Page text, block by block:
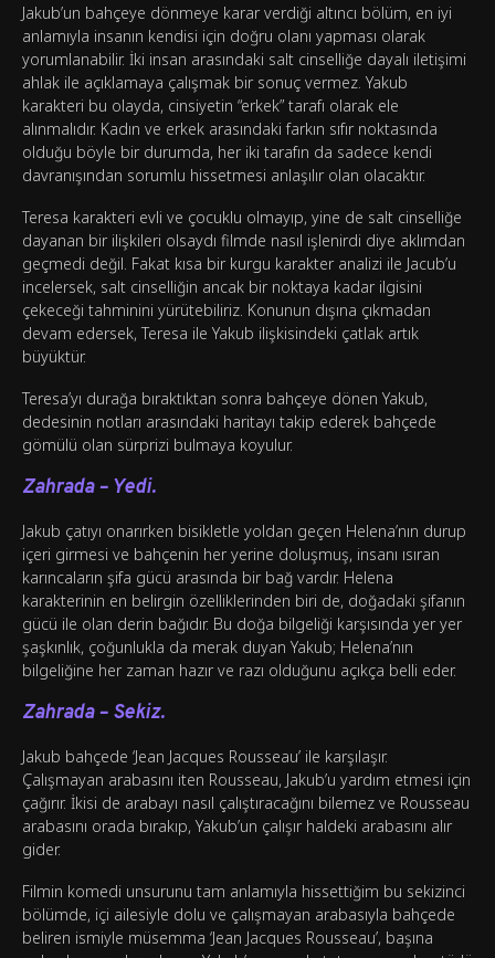
Jakub’un bahçeye dönmeye karar verdiği altıncı bölüm, en iyi
anlamıyla insanın kendisi için doğru olanı yapması olarak
yorumlanabilir. İki insan arasındaki salt cinselliğe dayalı iletişimi
ahlak ile açıklamaya çalışmak bir sonuç vermez. Yakub
karakteri bu olayda, cinsiyetin “erkek” tarafı olarak ele
alınmalıdır. Kadın ve erkek arasındaki farkın sıfır noktasında
olduğu böyle bir durumda, her iki tarafın da sadece kendi
davranışından sorumlu hissetmesi anlaşılır olan olacaktır.
Teresa karakteri evli ve çocuklu olmayıp, yine de salt cinselliğe
dayanan bir ilişkileri olsaydı filmde nasıl işlenirdi diye aklımdan
geçmedi değil. Fakat kısa bir kurgu karakter analizi ile Jacub’u
incelersek, salt cinselliğin ancak bir noktaya kadar ilgisini
çekeceği tahminini yürütebiliriz. Konunun dışına çıkmadan
devam edersek, Teresa ile Yakub ilişkisindeki çatlak artık
büyüktür.
Teresa’yı durağa bıraktıktan sonra bahçeye dönen Yakub,
dedesinin notları arasındaki haritayı takip ederek bahçede
gömülü olan sürprizi bulmaya koyulur.
Zahrada – Yedi.
Jakub çatıyı onarırken bisikletle yoldan geçen Helena’nın durup
içeri girmesi ve bahçenin her yerine doluşmuş, insanı ısıran
karıncaların şifa gücü arasında bir bağ vardır. Helena
karakterinin en belirgin özelliklerinden biri de, doğadaki şifanın
gücü ile olan derin bağıdır. Bu doğa bilgeliği karşısında yer yer
şaşkınlık, çoğunlukla da merak duyan Yakub; Helena’nın
bilgeliğine her zaman hazır ve razı olduğunu açıkça belli eder.
Zahrada – Sekiz.
Jakub bahçede ‘Jean Jacques Rousseau’ ile karşılaşır.
Çalışmayan arabasını iten Rousseau, Jakub’u yardım etmesi için
çağırır. İkisi de arabayı nasıl çalıştıracağını bilemez ve Rousseau
arabasını orada bırakıp, Yakub’un çalışır haldeki arabasını alır
gider.
Filmin komedi unsurunu tam anlamıyla hissettiğim bu sekizinci
bölümde, içi ailesiyle dolu ve çalışmayan arabasıyla bahçede
beliren ismiyle müsemma ‘Jean Jacques Rousseau’, başına